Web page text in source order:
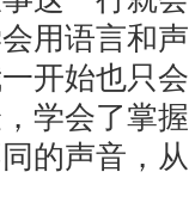
用语言和
开始也只
学会了掌
的声音，